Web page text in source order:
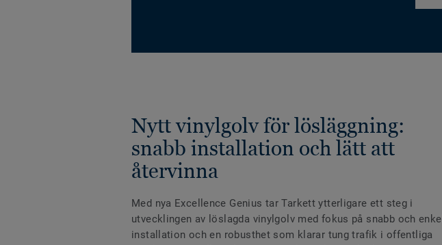
Nytt vinylgolv för lösläggning:
snabb installation och lätt att
återvinna
Med nya Excellence Genius tar Tarkett ytterligare ett steg i
utvecklingen av löslagda vinylgolv med fokus på snabb och enkel
installation och en robusthet som klarar tung trafik i offentliga